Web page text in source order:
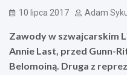
10 lipca 2017 Adam
Zawody w szwajcarskim
Annie Last, przed Gunn-
Belomoiną. Druga z